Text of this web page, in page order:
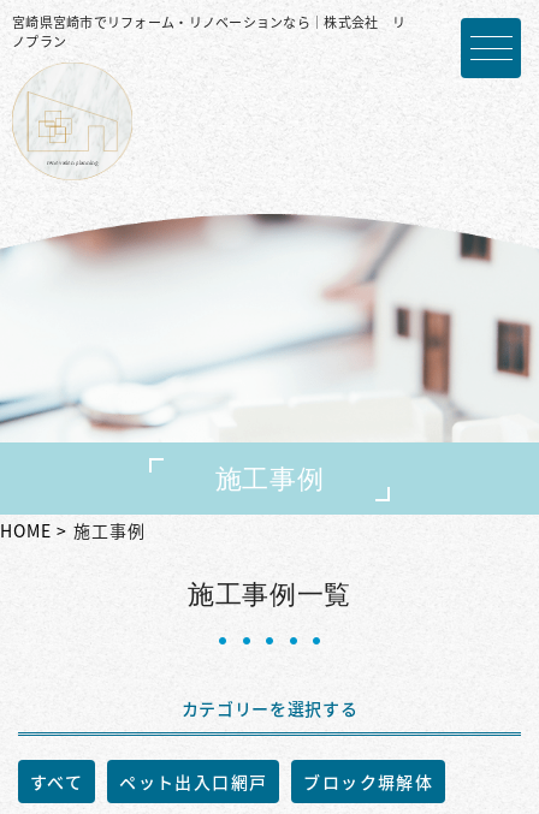
宮崎県宮崎市でリフォーム・リノベーションなら｜株式会社 リ
ノプラン
施工事例
HOME 施工事例
施工事例一覧
カテゴリーを選択する
すべて ペット出入口網戸 ブロック塀解体